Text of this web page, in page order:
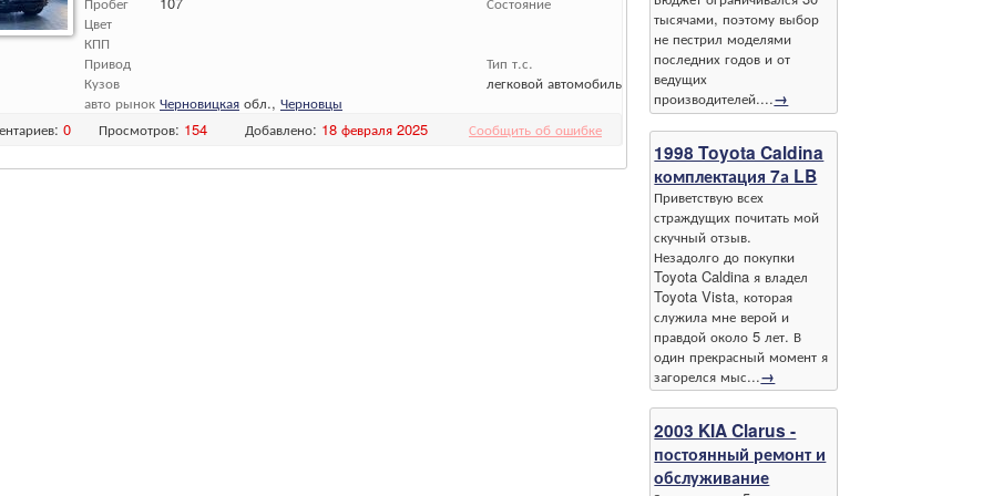
Тип т.с.
легковой автомобиль
Цвет
КПП
Привод
Кузов
авто рынок Черновицкая обл., Черновцы
0 Просмотров: 154 Добавлено: 18 февраля 2025 Сообщить об ошибке
тысячами, поэтому выбор
не пестрил моделями
последних годов и от
ведущих
производителей....→
1998 Toyota Caldina
комплектация 7а LB
Приветствую всех
страждущих почитать мой
скучный отзыв.
Незадолго до покупки
Toyota Caldina я владел
Toyota Vista, которая
служила мне верой и
правдой около 5 лет. В
один прекрасный момент я
загорелся мыс...→
2003 KIA Clarus -
постоянный ремонт и
обслуживание